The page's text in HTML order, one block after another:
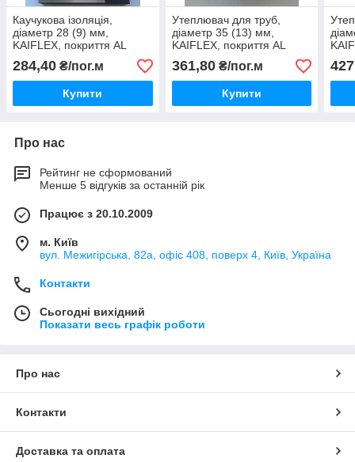
Каучукова ізоляція,
діаметр 28 (9) мм,
KAIFLEX, покриття AL
PLAST, для зовнішнього
застосування.
284,40 ₴/пог.м
Купити
Утеплювач для труб,
діаметр 35 (13) мм,
KAIFLEX, покриття AL
PLAST, для зовнішнього
застосування.
361,80₴/пог.м
Купити
Про нас
Рейтинг не сформований
Менше 5 відгуків за останній рік
Працює з 20.10.2009
м. Київ
вул. Межигірська, 82а, офіс 408, поверх 4, Київ, Україна
Контакти
Сьогодні вихідний
Показати весь графік роботи
Про нас
Контакти
Доставка та оплата